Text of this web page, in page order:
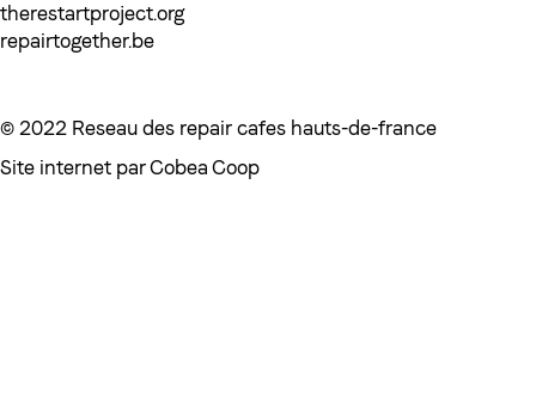
therestartproject.org
repairtogether.be
© 2022 Reseau des repair cafes hauts-de-france
Site internet parCobea Coop